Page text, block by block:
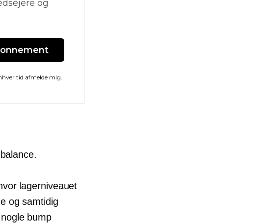
og
tid afmelde mig.
lagerniveauet
og samtidig
bump